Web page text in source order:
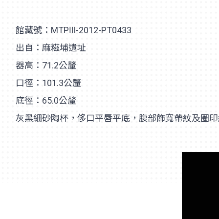
館藏號：MTPⅢ-2012-PT0433
出自：麻糍埔遺址
器高：71.2公釐
口徑：101.3公釐
底徑：65.0公釐
灰黑細砂陶杯，侈口平唇平底，腹部飾寬帶紋及圈